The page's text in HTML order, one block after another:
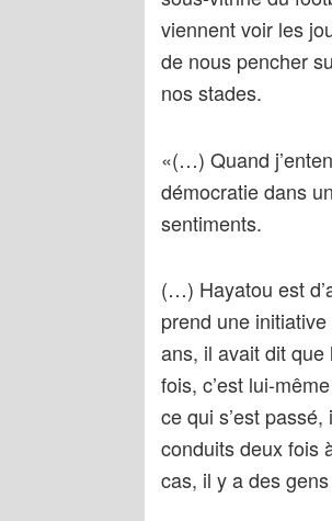
viennent voir les
de nous pencher
nos stades.
«(…) Quand
démocratie dans
sentiments.
(…) Hayatou est
prend une
ans, il avait dit que
fois, c’est lui-
ce qui s’est
conduits deux fois
cas, il y a des